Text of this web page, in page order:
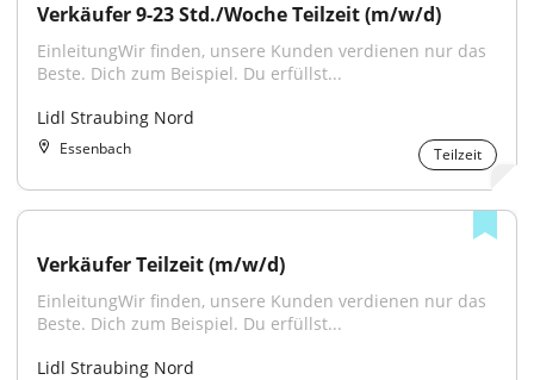
Verkäufer 9-23 Std./Woche Teilzeit (m/w/d)
EinleitungWir finden, unsere Kunden verdienen nur das
Beste. Dich zum Beispiel. Du erfüllst...
Lidl Straubing Nord
Essenbach Teilzeit
Verkäufer Teilzeit (m/w/d)
EinleitungWir finden, unsere Kunden verdienen nur das
Beste. Dich zum Beispiel. Du erfüllst...
Lidl Straubing Nord